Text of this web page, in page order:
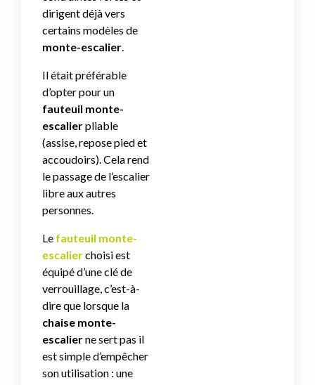
dirigent déjà vers
certains modèles de
monte-escalier
Il était préférable
d’opter pour un
fauteuil monte-
escalierpliable
(assise, repose pied et
accoudoirs). Cela rend
le passage de l’escalier
libre aux autres
personnes.
Le fauteuil monte-
escalierchoisi est
équipé d’une clé de
verrouillage, c’est-à-
dire que lorsque la
chaise monte-
escalierne sert pas il
est simple d’empêcher
son utilisation : une